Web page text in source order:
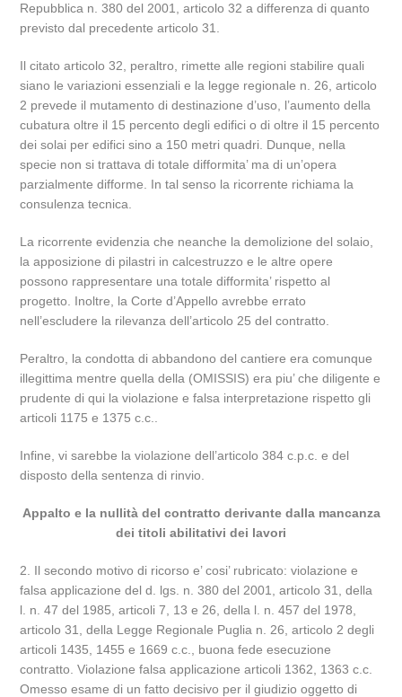
Repubblica n. 380 del 2001, articolo 32 a differenza di quanto
previsto dal precedente articolo 31.
Il citato articolo 32, peraltro, rimette alle regioni stabilire quali
siano le variazioni essenziali e la legge regionale n. 26, articolo
2 prevede il mutamento di destinazione d’uso, l’aumento della
cubatura oltre il 15 percento degli edifici o di oltre il 15 percento
dei solai per edifici sino a 150 metri quadri. Dunque, nella
specie non si trattava di totale difformita’ ma di un’opera
parzialmente difforme. In tal senso la ricorrente richiama la
consulenza tecnica.
La ricorrente evidenzia che neanche la demolizione del solaio,
la apposizione di pilastri in calcestruzzo e le altre opere
possono rappresentare una totale difformita’ rispetto al
progetto. Inoltre, la Corte d’Appello avrebbe errato
nell’escludere la rilevanza dell’articolo 25 del contratto.
Peraltro, la condotta di abbandono del cantiere era comunque
illegittima mentre quella della (OMISSIS) era piu’ che diligente e
prudente di qui la violazione e falsa interpretazione rispetto gli
articoli 1175 e 1375 c.c..
Infine, vi sarebbe la violazione dell’articolo 384 c.p.c. e del
disposto della sentenza di rinvio.
Appalto e la nullità del contratto derivante dalla mancanza
dei titoli abilitativi dei lavori
2. Il secondo motivo di ricorso e’ cosi’ rubricato: violazione e
falsa applicazione del d. lgs. n. 380 del 2001, articolo 31, della
l. n. 47 del 1985, articoli 7, 13 e 26, della l. n. 457 del 1978,
articolo 31, della Legge Regionale Puglia n. 26, articolo 2 degli
articoli 1435, 1455 e 1669 c.c., buona fede esecuzione
contratto. Violazione falsa applicazione articoli 1362, 1363 c.c.
Omesso esame di un fatto decisivo per il giudizio oggetto di